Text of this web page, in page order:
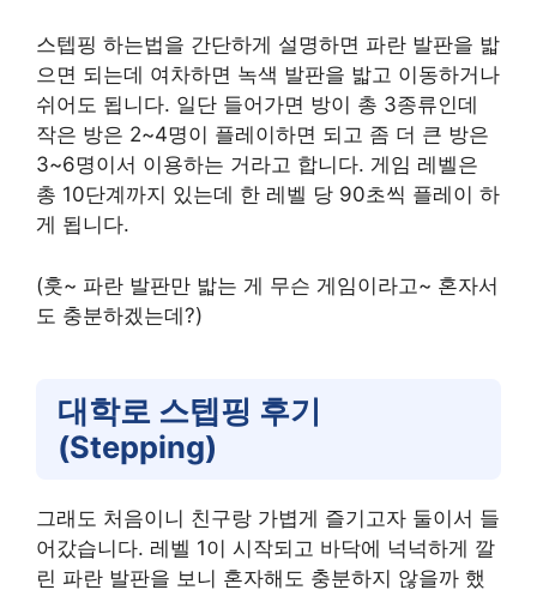
스텝핑 하는법을 간단하게 설명하면 파란 발판을 밟
으면 되는데 여차하면 녹색 발판을 밟고 이동하거나
쉬어도 됩니다. 일단 들어가면 방이 총 3종류인데
작은 방은 2~4명이 플레이하면 되고 좀 더 큰 방은
3~6명이서 이용하는 거라고 합니다. 게임 레벨은
총 10단계까지 있는데 한 레벨 당 90초씩 플레이 하
게 됩니다.
(훗~ 파란 발판만 밟는 게 무슨 게임이라고~ 혼자서
도 충분하겠는데?)
대학로 스텝핑 후기
(Stepping)
그래도 처음이니 친구랑 가볍게 즐기고자 둘이서 들
어갔습니다. 레벨 1이 시작되고 바닥에 넉넉하게 깔
린 파란 발판을 보니 혼자해도 충분하지 않을까 했